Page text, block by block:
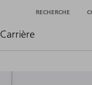
Carrière
RECHERCHE